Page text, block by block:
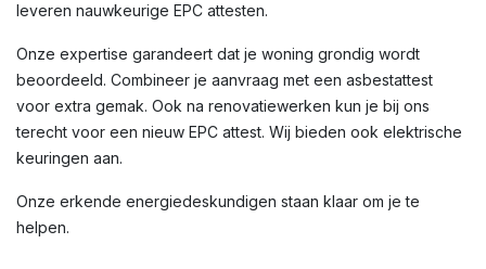
leveren nauwkeurige EPC attesten.
Onze expertise garandeert dat je woning grondig wordt
beoordeeld. Combineer je aanvraag met een asbestattest
voor extra gemak. Ook na renovatiewerken kun je bij ons
terecht voor een nieuw EPC attest. Wij bieden ook elektrische
keuringen aan.
Onze erkende energiedeskundigen staan klaar om je te
helpen.